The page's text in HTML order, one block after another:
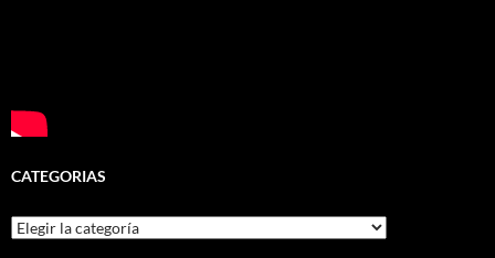
CATEGORIAS
Categorias